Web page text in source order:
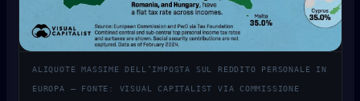
ALIQUOTE MASSIME DELL’IMPOSTA SUL REDDITO PERSONALE IN
EUROPA — FONTE: VISUAL CAPITALIST VIA COMMISSIONE